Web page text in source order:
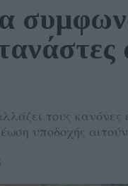
τους
υποδοχής